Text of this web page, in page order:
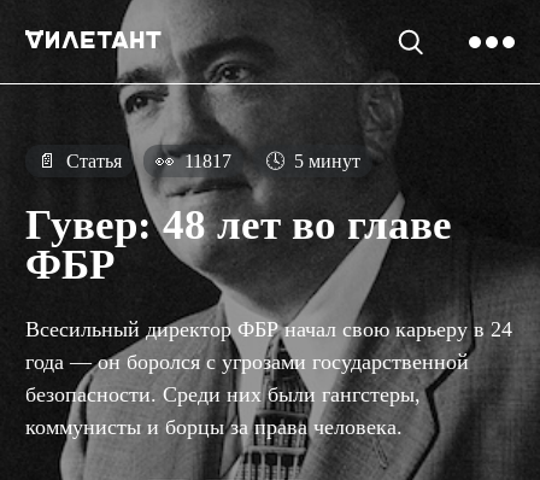
📄 Статья 👀 11817 🕓 5 минут
Гувер: 48 лет во главе
ФБР
Всесильный директор ФБР начал свою карьеру в 24
года — он боролся с угрозами государственной
безопасности. Среди них были гангстеры,
коммунисты и борцы за права человека.